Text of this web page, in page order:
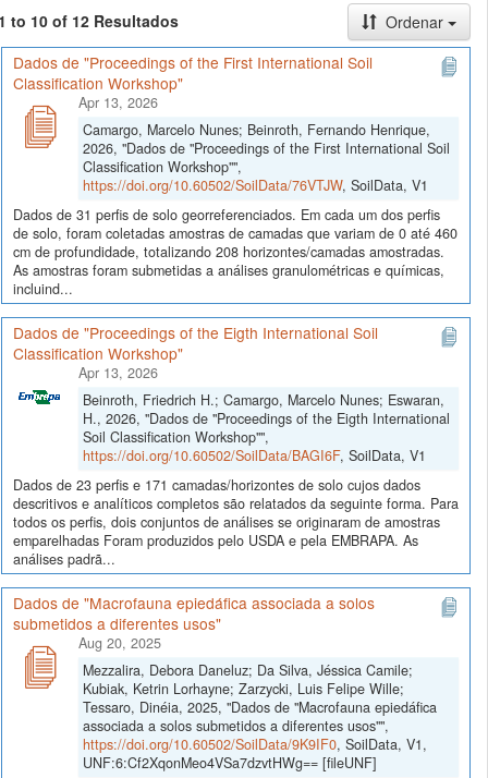
to 10 of 12 Resultados
Ordenar
Dados de "Proceedings of the First International Soil
Classification Workshop"
Apr 13, 2026
Camargo, Marcelo Nunes; Beinroth, Fernando Henrique,
2026, "Dados de "Proceedings of the First International Soil
Classification Workshop"",
https://doi.org/10.60502/SoilData/76VTJW, SoilData, V1
Dados de 31 perfis de solo georreferenciados. Em cada um dos perfis
de solo, foram coletadas amostras de camadas que variam de 0 até 460
cm de profundidade, totalizando 208 horizontes/camadas amostradas.
As amostras foram submetidas a análises granulométricas e químicas,
incluind...
Dados de "Proceedings of the Eigth International Soil
Classification Workshop"
Apr 13, 2026
Beinroth, Friedrich H.; Camargo, Marcelo Nunes; Eswaran,
H., 2026, "Dados de "Proceedings of the Eigth International
Soil Classification Workshop"",
https://doi.org/10.60502/SoilData/BAGI6F, SoilData, V1
Dados de 23 perfis e 171 camadas/horizontes de solo cujos dados
descritivos e analíticos completos são relatados da seguinte forma. Para
todos os perfis, dois conjuntos de análises se originaram de amostras
emparelhadas Foram produzidos pelo USDA e pela EMBRAPA. As
análises padrã...
Dados de "Macrofauna epiedáfica associada a solos
submetidos a diferentes usos"
Aug 20, 2025
Mezzalira, Debora Daneluz; Da Silva, Jéssica Camile;
Kubiak, Ketrin Lorhayne; Zarzycki, Luis Felipe Wille;
Tessaro, Dinéia, 2025, "Dados de "Macrofauna epiedáfica
associada a solos submetidos a diferentes usos"",
https://doi.org/10.60502/SoilData/9K9IF0, SoilData, V1,
UNF:6:Cf2XqonMeo4VSa7dzvtHWg== [fileUNF]